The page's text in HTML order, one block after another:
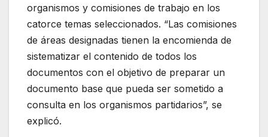
organismos y comisiones de trabajo en los
catorce temas seleccionados. “Las comisiones
de áreas designadas tienen la encomienda de
sistematizar el contenido de todos los
documentos con el objetivo de preparar un
documento base que pueda ser sometido a
consulta en los organismos partidarios”, se
explicó.